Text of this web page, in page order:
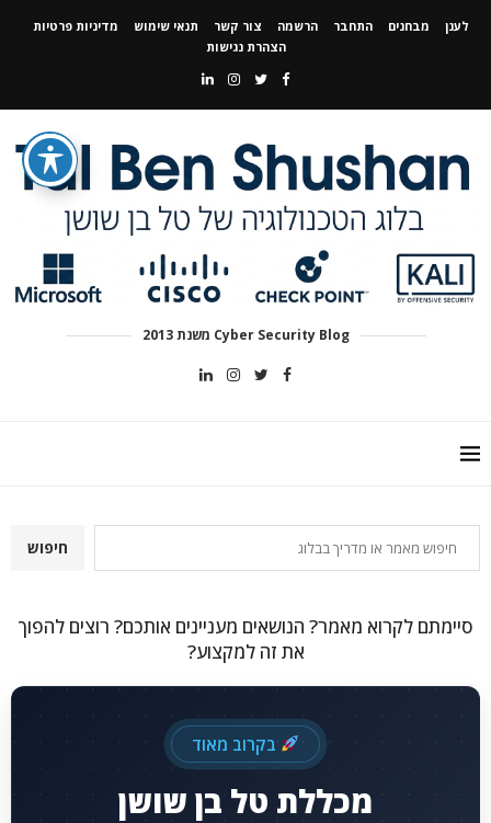
לענן מבחנים התחבר הרשמה צור קשר תנאי שימוש
מדיניות פרטיות
הצהרת נגישות
Cyber Security Blog משנת 2013
חיפוש
סיימתם לקרוא מאמר? הנושאים מעניינים אותכם? רוצים להפוך
את זה למקצוע?
בקרוב מאוד
מכללת טל בן שושן